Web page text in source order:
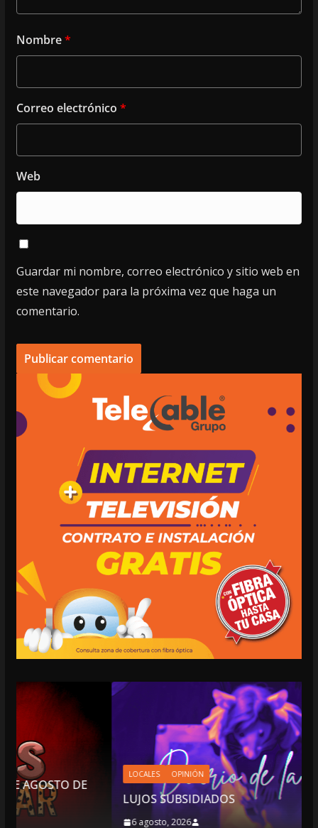
Nombre*
Correo electrónico *
Web
Guardar mi nombre, correo electrónico y sitio web en
este navegador para la próxima vez que haga un
comentario.
LUJOS SUBSIDIADOS